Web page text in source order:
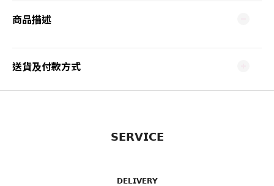
商品描述
送貨及付款方式
𝗦𝗘𝗥𝗩𝗜𝗖𝗘
𝗗𝗘𝗟𝗜𝗩𝗘𝗥𝗬